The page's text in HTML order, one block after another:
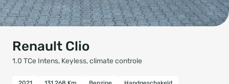
Renault Clio
1.0 TCe Intens, Keyless, climate controle